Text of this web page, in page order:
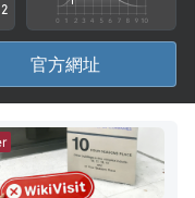
官方網址